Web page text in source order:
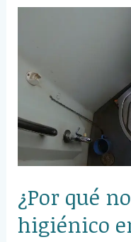
¿Por qué
higiénico
usan
papel
higiénico
en
India?